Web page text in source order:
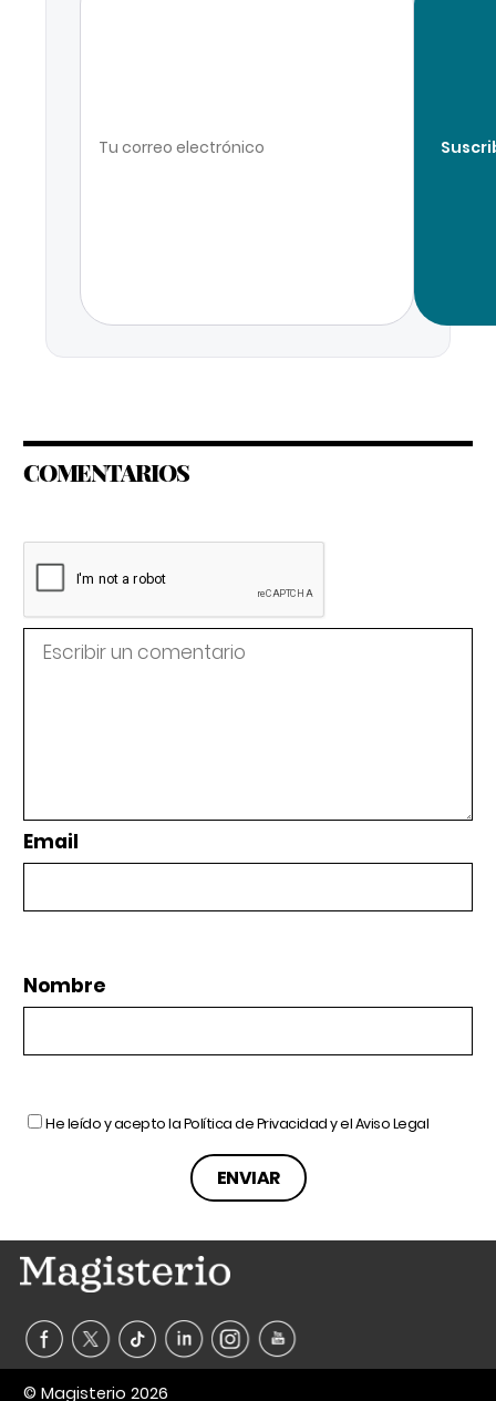
COMENTARIOS
Email
Nombre
He leído y acepto laPolítica de Privacidady elAviso Legal
© Magisterio 2026